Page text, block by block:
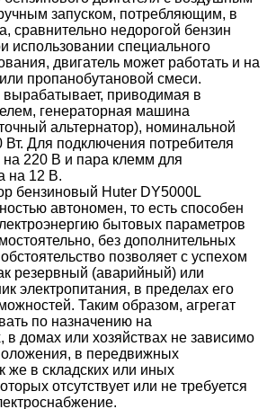
запуском, потребляющим, в
сравнительно недорогой бензин
использовании специального
двигатель может работать и на
пропанобутановой смеси.
вырабатывает, приводимая в
генераторная машина
альтернатор), номинальной
Для подключения потребителя
на 220 В и пара клемм для
на 12 В.
бензиновый Huter DY5000L
автономен, то есть способен
бытовых параметров
без дополнительных
позволяет с успехом
резервный (аварийный) или
электропитания, в пределах его
Таким образом, агрегат
по назначению на
в домах или хозяйствах не зависимо
в передвижных
же в складских или иных
отсутствует или не требуется